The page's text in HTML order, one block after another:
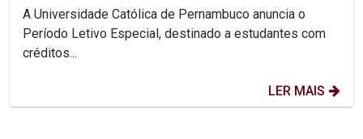
A Universidade Católica de Pernambuco anuncia o
Período Letivo Especial, destinado a estudantes com
créditos...
LER MAIS